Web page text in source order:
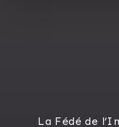
La Fédé de